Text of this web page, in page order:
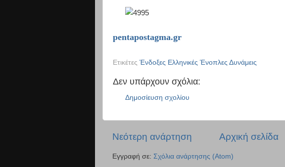
pentapostagma.gr
Ετικέτες Ένδοξες Ελληνικές Ένοπλες Δυνάμεις
Δεν υπάρχουν σχόλια:
Δημοσίευση σχολίου
Νεότερη ανάρτηση Αρχική σελίδα
Εγγραφή σε: Σχόλια ανάρτησης (Atom)